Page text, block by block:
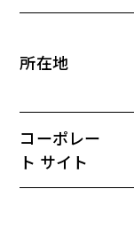
所在地
コーポレー
ト サイト